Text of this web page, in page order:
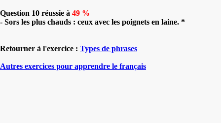
Question 10 réussie à 49 %
- Sors les plus chauds : ceux avec les poignets en laine. *
Retourner à l'exercice : Types de phrases
Autres exercices pour apprendre le français